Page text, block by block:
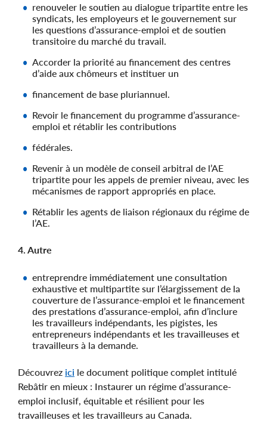
renouveler le soutien au dialogue tripartite entre les
syndicats, les employeurs et le gouvernement sur
les questions d’assurance-emploi et de soutien
transitoire du marché du travail.
Accorder la priorité au financement des centres
d’aide aux chômeurs et instituer un
financement de base pluriannuel.
Revoir le financement du programme d’assurance-
emploi et rétablir les contributions
fédérales.
Revenir à un modèle de conseil arbitral de l’AE
tripartite pour les appels de premier niveau, avec les
mécanismes de rapport appropriés en place.
Rétablir les agents de liaison régionaux du régime de
l’AE.
4. Autre
entreprendre immédiatement une consultation
exhaustive et multipartite sur l’élargissement de la
couverture de l’assurance-emploi et le financement
des prestations d’assurance-emploi, afin d’inclure
les travailleurs indépendants, les pigistes, les
entrepreneurs indépendants et les travailleuses et
travailleurs à la demande.
Découvrez ici le document politique complet intitulé
Rebâtir en mieux : Instaurer un régime d’assurance-
emploi inclusif, équitable et résilient pour les
travailleuses et les travailleurs au Canada.